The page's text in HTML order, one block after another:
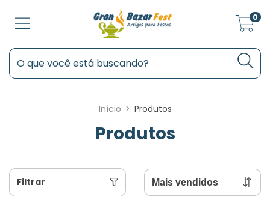
0
Início > Produtos
Produtos
Filtrar